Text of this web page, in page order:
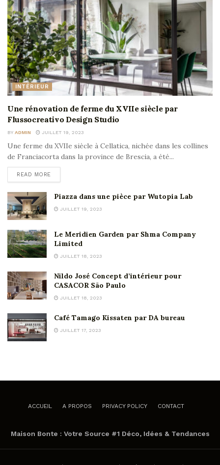
INTÉRIEUR
Une rénovation de ferme du XVIIe siècle par
Flussocreativo Design Studio
BY ADMIN JUILLET 19, 2023
Une ferme du XVIIe siècle à Cellatica, nichée dans les collines
de Franciacorta dans la province de Brescia, a été...
READ MORE
Piazza dans une pièce par Wutopia Lab
JUILLET 19, 2023
Le Meridien Garden par Shma Company
Limited
JUILLET 18, 2023
Nildo José Concept d’intérieur pour
CASACOR São Paulo
JUILLET 18, 2023
Café Tamago Kissaten par DA bureau
JUILLET 17, 2023
ACCUEIL A PROPOS PRIVACY POLICY CONTACT
Maison Bonte : Votre Source #1 Déco, Idées & Tendances